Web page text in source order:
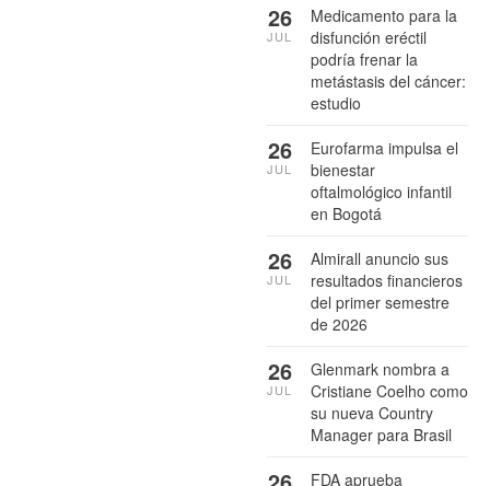
Medicamento para la
disfunción eréctil
podría frenar la
metástasis del cáncer:
estudio
26
JUL
Eurofarma impulsa el
bienestar
oftalmológico infantil
en Bogotá
26
JUL
Almirall anuncio sus
resultados financieros
del primer semestre
de 2026
26
JUL
Glenmark nombra a
Cristiane Coelho como
su nueva Country
Manager para Brasil
26
JUL
FDA aprueba